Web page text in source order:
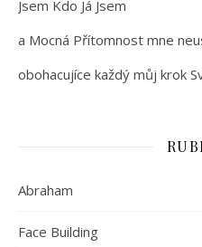
Jsem Kdo Já Jsem
a Mocná Přítomnost mne
obohacujíce každý můj krok
Abraham
Face Building